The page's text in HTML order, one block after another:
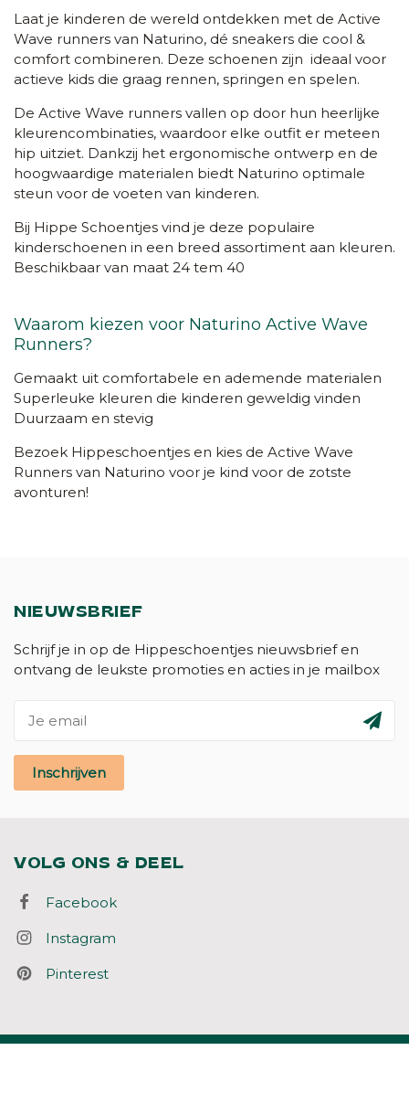
Laat je kinderen de wereld ontdekken met de Active
Wave runners van Naturino, dé sneakers die cool &
comfort combineren. Deze schoenen zijn ideaal voor
actieve kids die graag rennen, springen en spelen.
De Active Wave runners vallen op door hun heerlijke
kleurencombinaties, waardoor elke outfit er meteen
hip uitziet. Dankzij het ergonomische ontwerp en de
hoogwaardige materialen biedt Naturino optimale
steun voor de voeten van kinderen.
Bij Hippe Schoentjes vind je deze populaire
kinderschoenen in een breed assortiment aan kleuren.
Beschikbaar van maat 24 tem 40
Waarom kiezen voor Naturino Active Wave
Runners?
Gemaakt uit comfortabele en ademende materialen
Superleuke kleuren die kinderen geweldig vinden
Duurzaam en stevig
Bezoek Hippeschoentjes en kies de Active Wave
Runners van Naturino voor je kind voor de zotste
avonturen!
NIEUWSBRIEF
Schrijf je in op de Hippeschoentjes nieuwsbrief en
ontvang de leukste promoties en acties in je mailbox
Inschrijven
VOLG ONS & DEEL
Facebook
Instagram
Pinterest